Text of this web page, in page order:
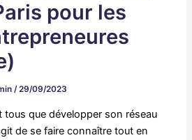
pour les
/29/09/2023
que développer son réseau
de se faire connaître tout en